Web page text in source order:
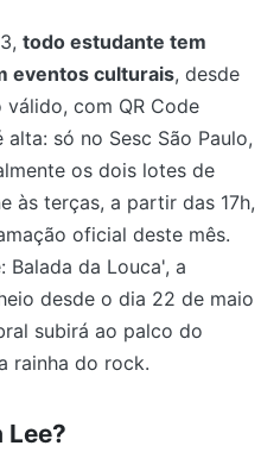
todo estudante tem
eventos culturais, desde
com QR Code
só no Sesc São Paulo,
os dois lotes de
às terças, a partir das 17h,
oficial deste mês.
Balada da Louca', a
desde o dia 22 de maio
subirá ao palco do
rainha do rock.
Lee?